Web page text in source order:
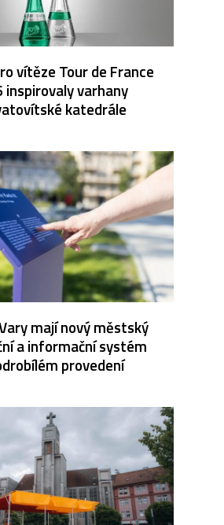
vítěze Tour de France
inspirovaly varhany
katedrále
mají nový městský
a informační systém
provedení